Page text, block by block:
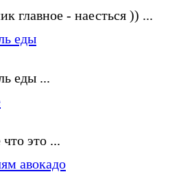
главное - наесться )) ...
еды
еды ...
что это ...
авокадо